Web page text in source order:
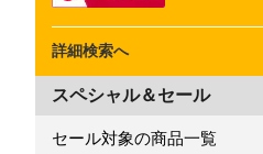
詳細検索へ
スペシャル＆セール
セール対象の商品一覧